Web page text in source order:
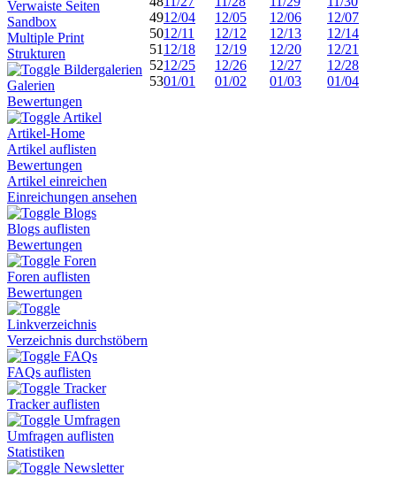
Verwaiste Seiten
Sandbox
Multiple Print
Strukturen
Bildergalerien
Galerien
Bewertungen
Artikel
Artikel-Home
Artikel auflisten
Bewertungen
Artikel einreichen
Einreichungen ansehen
Blogs
Blogs auflisten
Bewertungen
Foren
Foren auflisten
Bewertungen
Linkverzeichnis
Verzeichnis durchstöbern
FAQs
FAQs auflisten
Tracker
Tracker auflisten
Umfragen
Umfragen auflisten
Statistiken
Newsletter
4912/04 12/05 12/06
12/07
5012/11 12/12 12/13
12/14
51 12/18 12/19 12/20
12/21
5212/25 12/26 12/27
12/28
5301/01 01/02 01/03 01/04